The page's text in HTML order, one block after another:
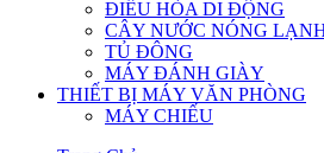
ĐIỀU HÒA DI ĐỘNG
CÂY NƯỚC NÓNG
TỦ ĐÔNG
MÁY ĐÁNH GIÀY
THIẾT BỊ MÁY VĂN PHÒNG
MÁY CHIẾU